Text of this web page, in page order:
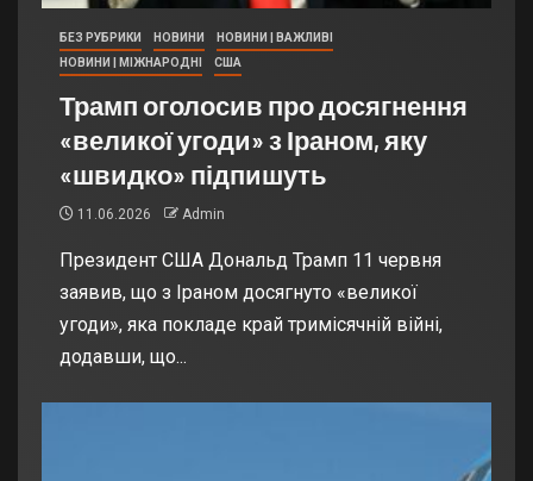
БЕЗ РУБРИКИ НОВИНИ
НОВИНИ | ВАЖЛИВІ
НОВИНИ | МІЖНАРОДНІ
США
Трамп оголосив про досягнення
«великої угоди» з Іраном, яку
«швидко» підпишуть
11.06.2026 Admin
Президент США Дональд Трамп 11 червня
заявив, що з Іраном досягнуто «великої
угоди», яка покладе край тримісячній війні,
додавши, що...